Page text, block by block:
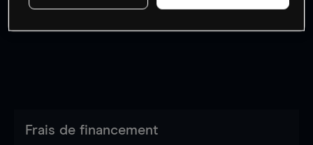
market data
Frais de financement